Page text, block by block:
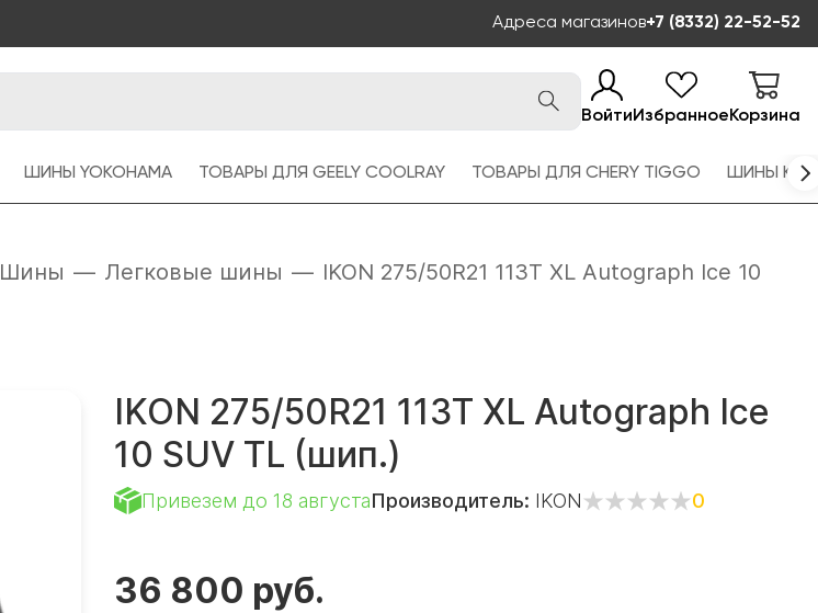
Адреса магазинов+7 (8332) 22-52-52
ВойтиИзбранноеКорзина
ШИНЫ YOKOHAMA ТОВАРЫ ДЛЯ GEELY COOLRAY ТОВАРЫ ДЛЯ CHERY TIGGO ШИНЫ
Шины — Легковые шины — IKON 275/50R21 113T XL Autograph Ice 10
IKON 275/50R21 113T XL Autograph Ice
10 SUV TL (шип.)
Привезем до 18 августаПроизводитель: IKON 0
36 800 руб.